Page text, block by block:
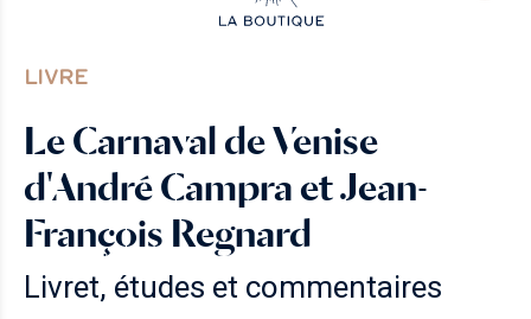
LIVRE
Le Carnaval de Venise
d'André Campra et Jean-
François Regnard
Livret, études et commentaires